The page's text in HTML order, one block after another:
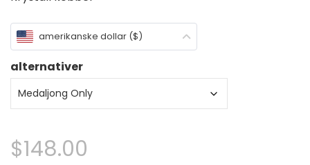
gjennom
$198.00
amerikanske dollar ($)
alternativer
$148.00